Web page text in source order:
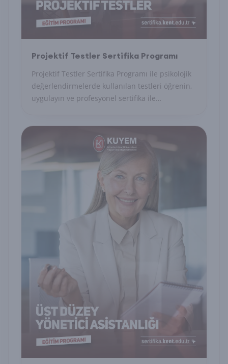
Projektif Testler Sertifika Programı
Projektif Testler Sertifika Programı ile psikolojik
değerlendirmelerde kullanılan testleri öğrenin,
uygulayın ve profesyonel sertifika ile